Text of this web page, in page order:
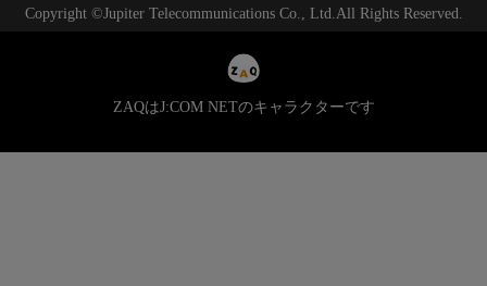
Copyright ©Jupiter Telecommunications Co., Ltd.All Rights Reserved.
ZAQはJ:COM NETのキャラクターです